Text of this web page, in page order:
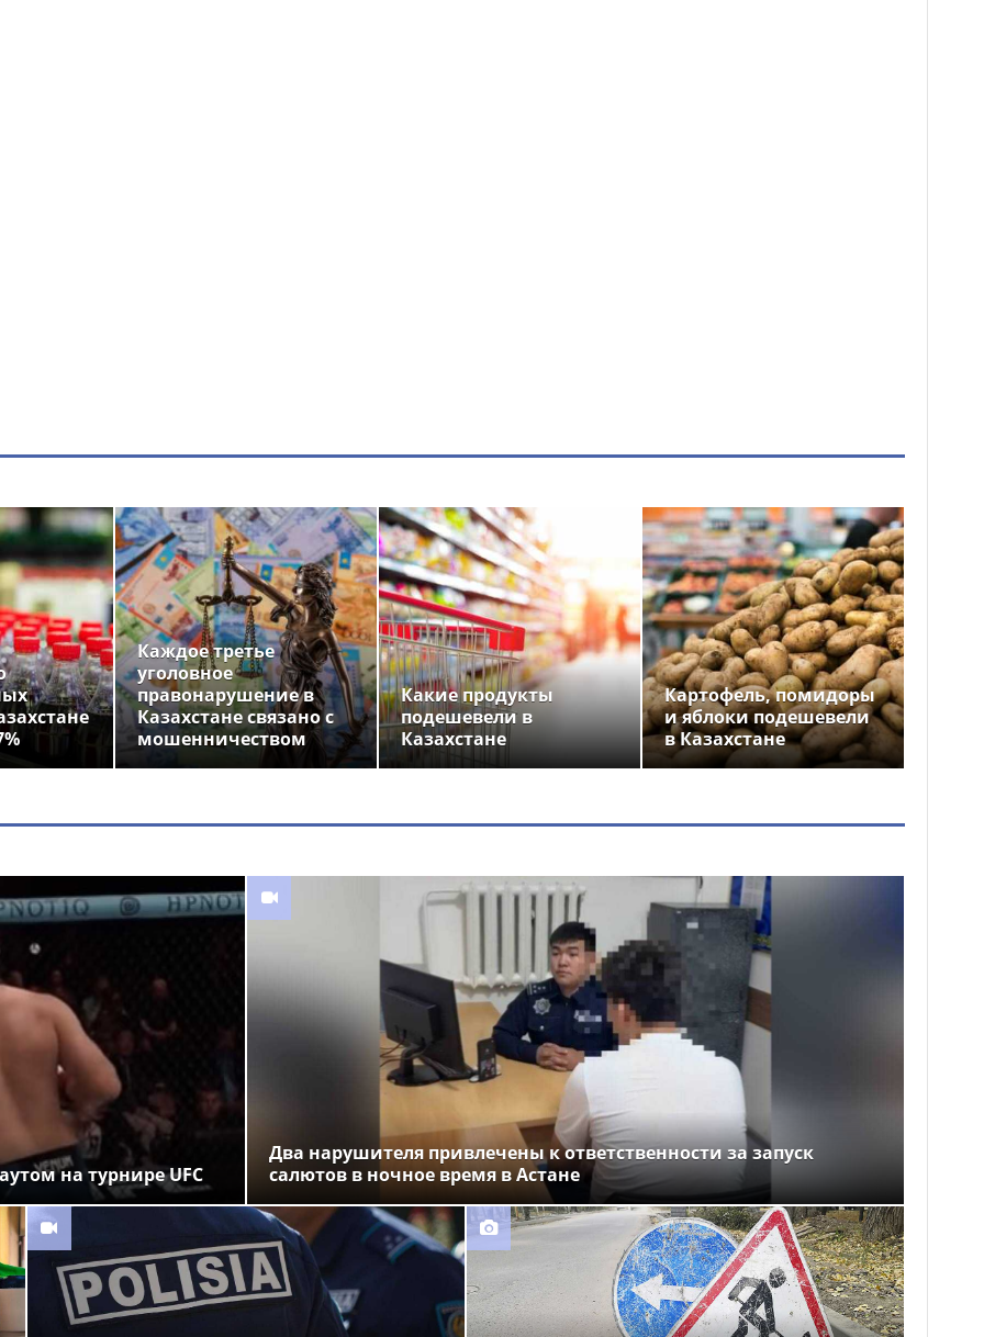
Каждое третье
уголовное
правонарушение в
Казахстане связано с
мошенничеством
Какие продукты
подешевели в
Казахстане
Картофель, помидоры
и яблоки подешевели
в Казахстане
на турнире UFC
Два нарушителя привлечены к ответственности за запуск
салютов в ночное время в Астане